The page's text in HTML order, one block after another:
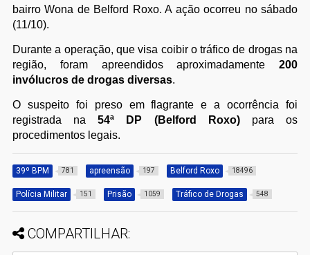
bairro Wona de Belford Roxo. A ação ocorreu no sábado
(11/10).
Durante a operação, que visa coibir o tráfico de drogas na
região, foram apreendidos aproximadamente200
invólucros de drogas diversas.
O suspeito foi preso em flagrante e a ocorrência foi
registrada na54ª DP (Belford Roxo)para os
procedimentos legais.
39º BPM 781 apreensão 197 Belford Roxo 18496
Polícia Militar 151 Prisão 1059 Tráfico de Drogas 548
COMPARTILHAR: